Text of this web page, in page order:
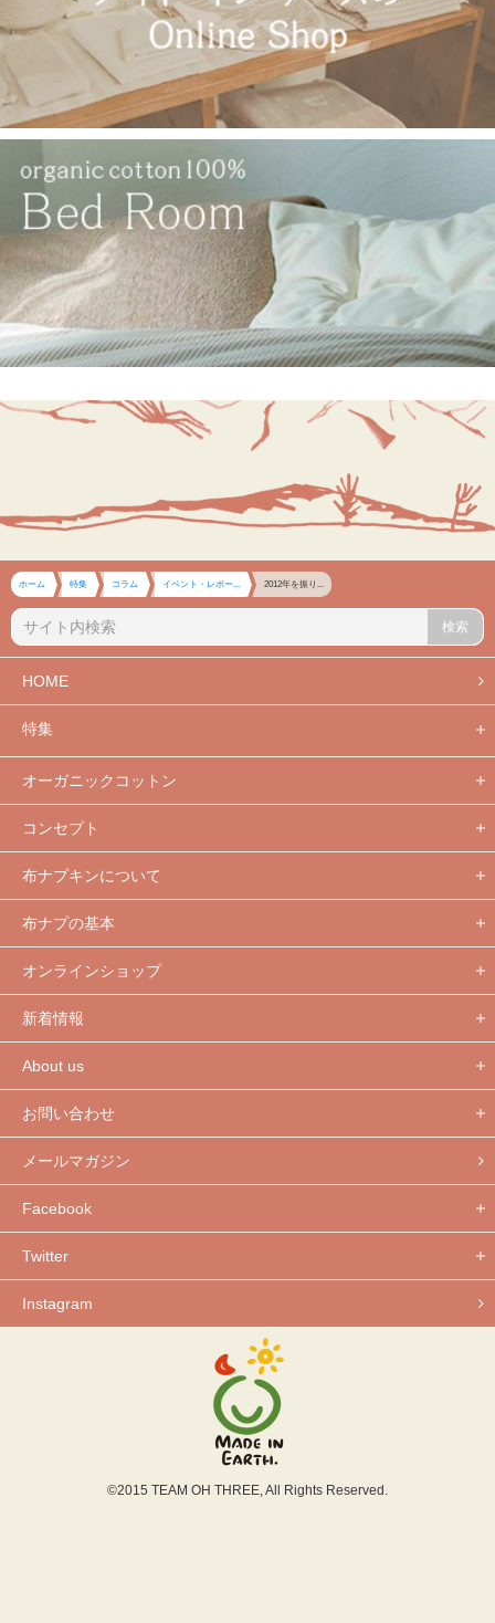
ホーム 特集 コラム イベント・レポー... 2012年を振り...
検索
HOME
特集
オーガニックコットン
コンセプト
布ナプキンについて
布ナプの基本
オンラインショップ
新着情報
About us
お問い合わせ
メールマガジン
Facebook
Twitter
Instagram
©2015 TEAM OH THREE, All Rights Reserved.